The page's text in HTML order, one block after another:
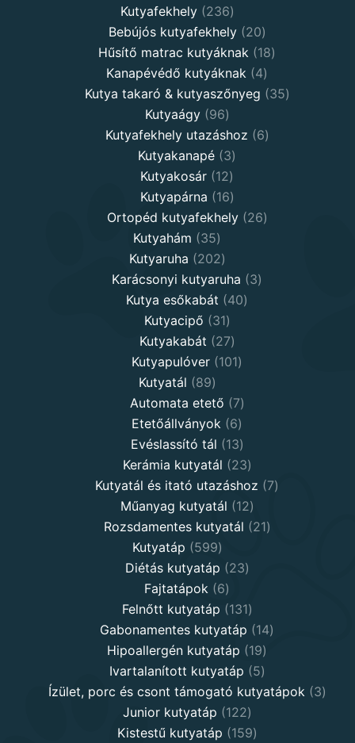
products
Kutyafekhely 236236
products
Bebújós kutyafekhely 2020
products
Hűsítő matrac kutyáknak 1818
Kanapévédő kutyáknak 44
products
Kutya takaró & kutyaszőnyeg 3535
Kutyaágy 9696
products
Kutyafekhely utazáshoz 66
Kutyakanapé 33
products
Kutyakosár 1212
products
Kutyapárna 1616
products
Ortopéd kutyafekhely 2626
Kutyahám 3535
products
Kutyaruha 202202
products
Karácsonyi kutyaruha 33
Kutya esőkabát 4040
Kutyacipő 3131
products
Kutyakabát 2727
products
Kutyapulóver 101101
Kutyatál 8989
products
Automata etető 77
products
Etetőállványok 66
products
Evéslassító tál 1313
products
Kerámia kutyatál 2323
products
Kutyatál és itató utazáshoz 77
Műanyag kutyatál 1212
products
Rozsdamentes kutyatál 2121
Kutyatáp 599599
products
Diétás kutyatáp 2323
Fajtatápok 66
products
Felnőtt kutyatáp 131131
products
Gabonamentes kutyatáp 1414
Hipoallergén kutyatáp 1919
products
Ivartalanított kutyatáp 55
products
Ízület, porc és csont támogató kutyatápok 33
Junior kutyatáp 122122
products
Kistestű kutyatáp 159159